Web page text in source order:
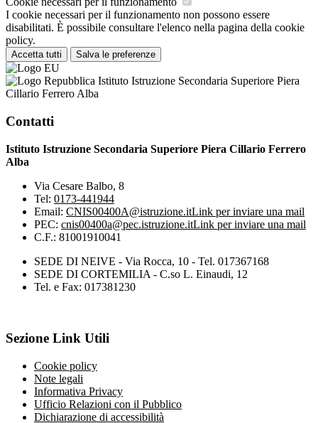
I cookie necessari per il funzionamento non possono essere
disabilitati. È possibile consultare l'elenco nella pagina della cookie
policy.
Accetta tutti Salva le preferenze
Istituto Istruzione Secondaria Superiore Piera
Cillario Ferrero Alba
Contatti
Istituto Istruzione Secondaria Superiore Piera Cillario Ferrero
Alba
Via Cesare Balbo, 8
Tel: 0173-441944
Email: CNIS00400A@istruzione.itLink per inviare una mail
PEC: cnis00400a@pec.istruzione.itLink per inviare una mail
C.F.: 81001910041
SEDE DI NEIVE - Via Rocca, 10 - Tel. 017367168
SEDE DI CORTEMILIA - C.so L. Einaudi, 12
Tel. e Fax: 017381230
Sezione Link Utili
Cookie policy
Note legali
Informativa Privacy
Ufficio Relazioni con il Pubblico
Dichiarazione di accessibilità